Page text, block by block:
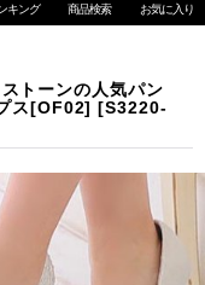
キング 商品検索 お気に入り
トーンの人気パン
ス[OF02] [S3220-